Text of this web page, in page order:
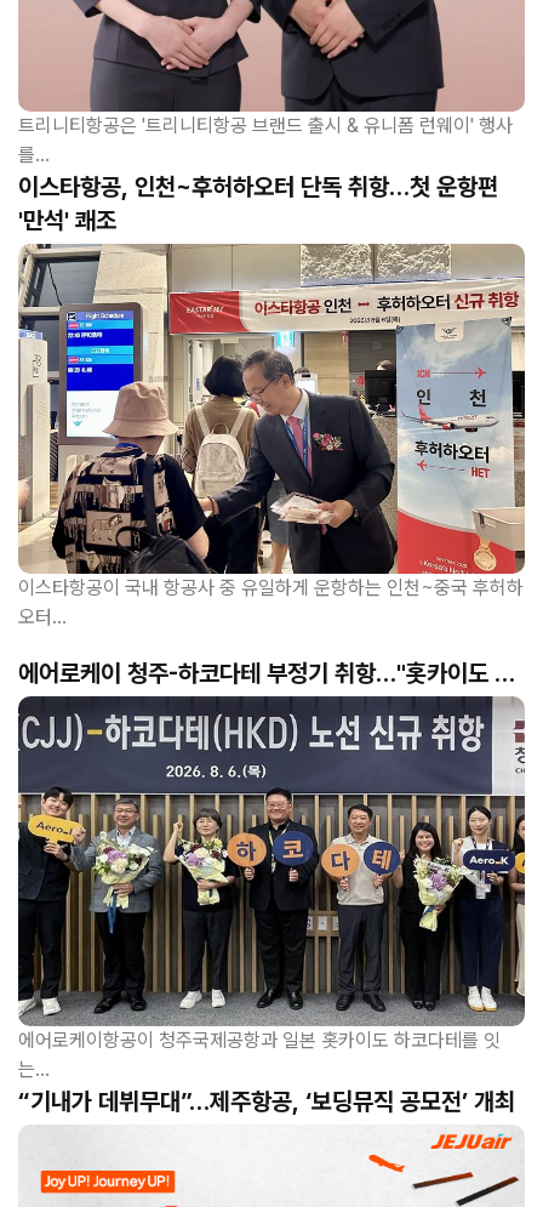
트리니티항공은 '트리니티항공 브랜드 출시 & 유니폼 런웨이' 행사
를...
이스타항공, 인천~후허하오터 단독 취항…첫 운항편
'만석' 쾌조
이스타항공이 국내 항공사 중 유일하게 운항하는 인천~중국 후허하
오터...
에어로케이 청주-하코다테 부정기 취항…"홋카이도 세
번째 관문" 정기편 전환 기대
에어로케이항공이 청주국제공항과 일본 홋카이도 하코다테를 잇
는...
“기내가 데뷔무대”…제주항공, ‘보딩뮤직 공모전’ 개최